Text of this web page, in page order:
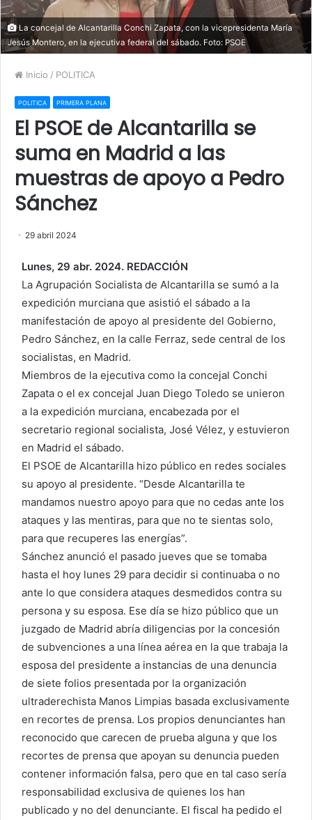
La concejal de Alcantarilla Conchi Zapata, con la vicepresidenta María
Jesús Montero, en la ejecutiva federal del sábado. Foto: PSOE
Inicio / POLITICA
POLITICA PRIMERA PLANA
El PSOE de Alcantarilla se
suma en Madrid a las
muestras de apoyo a Pedro
Sánchez
29 abril 2024
Lunes, 29 abr. 2024. REDACCIÓN
La Agrupación Socialista de Alcantarilla se sumó a la
expedición murciana que asistió el sábado a la
manifestación de apoyo al presidente del Gobierno,
Pedro Sánchez, en la calle Ferraz, sede central de los
socialistas, en Madrid.
Miembros de la ejecutiva como la concejal Conchi
Zapata o el ex concejal Juan Diego Toledo se unieron
a la expedición murciana, encabezada por el
secretario regional socialista, José Vélez, y estuvieron
en Madrid el sábado.
El PSOE de Alcantarilla hizo público en redes sociales
su apoyo al presidente. “Desde Alcantarilla te
mandamos nuestro apoyo para que no cedas ante los
ataques y las mentiras, para que no te sientas solo,
para que recuperes las energías”.
Sánchez anunció el pasado jueves que se tomaba
hasta el hoy lunes 29 para decidir si continuaba o no
ante lo que considera ataques desmedidos contra su
persona y su esposa. Ese día se hizo público que un
juzgado de Madrid abría diligencias por la concesión
de subvenciones a una línea aérea en la que trabaja la
esposa del presidente a instancias de una denuncia
de siete folios presentada por la organización
ultraderechista Manos Limpias basada exclusivamente
en recortes de prensa. Los propios denunciantes han
reconocido que carecen de prueba alguna y que los
recortes de prensa que apoyan su denuncia pueden
contener información falsa, pero que en tal caso sería
responsabilidad exclusiva de quienes los han
publicado y no del denunciante. El fiscal ha pedido el